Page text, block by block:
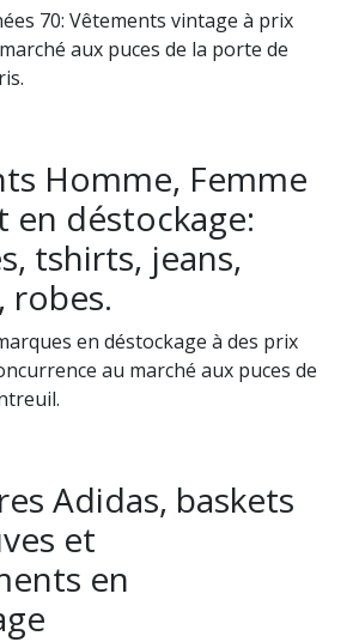
70: Vêtements vintage à prix
aux puces de la porte de
Homme, Femme
en déstockage:
tshirts, jeans,
robes.
en déstockage à des prix
au marché aux puces de
Adidas, baskets
et
en